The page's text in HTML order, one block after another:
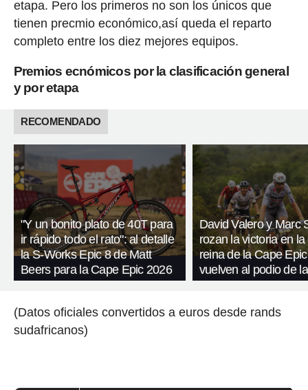
etapa. Pero los primeros no son los únicos que
tienen precmio económico,así queda el reparto
completo entre los diez mejores equipos.
Premios ecnómicos por la clasificación general
y por etapa
RECOMENDADO
"Y un bonito plato de 40T para
ir rápido todo el rato": al detalle
la S-Works Epic 8 de Matt
Beers para la Cape Epic 2026
David Valero y Marc
rozan la victoria en la
reina de la Cape
vuelven al podio de
(Datos oficiales convertidos a euros desde rands
sudafricanos)